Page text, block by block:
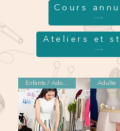
Cours
Ateliers et
Enfants / Adolescents Adulte